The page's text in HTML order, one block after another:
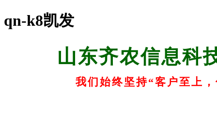
qn-k8凯发
山东齐农信息科
我们始终坚持“客户至上